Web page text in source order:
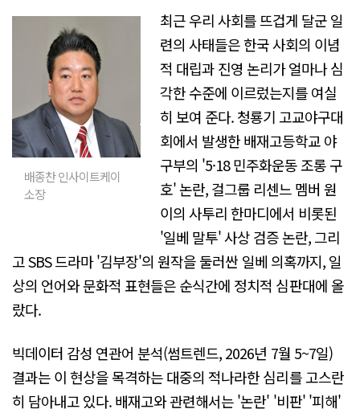
배종찬 인사이트케이
소장
최근 우리 사회를 뜨겁게 달군 일
련의 사태들은 한국 사회의 이념
적 대립과 진영 논리가 얼마나 심
각한 수준에 이르렀는지를 여실
히 보여 준다. 청룡기 고교야구대
회에서 발생한 배재고등학교 야
구부의 '5·18 민주화운동 조롱 구
호' 논란, 걸그룹 리센느 멤버 원
이의 사투리 한마디에서 비롯된
'일베 말투' 사상 검증 논란, 그리
고 SBS 드라마 '김부장'의 원작을 둘러싼 일베 의혹까지, 일
상의 언어와 문화적 표현들은 순식간에 정치적 심판대에 올
랐다.
빅데이터 감성 연관어 분석(썸트렌드, 2026년 7월 5~7일)
결과는 이 현상을 목격하는 대중의 적나라한 심리를 고스란
히 담아내고 있다. 배재고와 관련해서는 '논란' '비판' '피해'